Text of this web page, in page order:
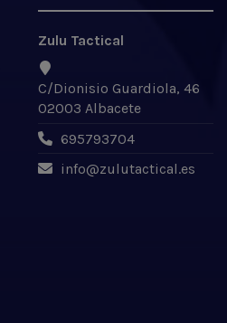
Zulu Tactical
C/Dionisio Guardiola, 46
02003 Albacete
695793704
info@zulutactical.es